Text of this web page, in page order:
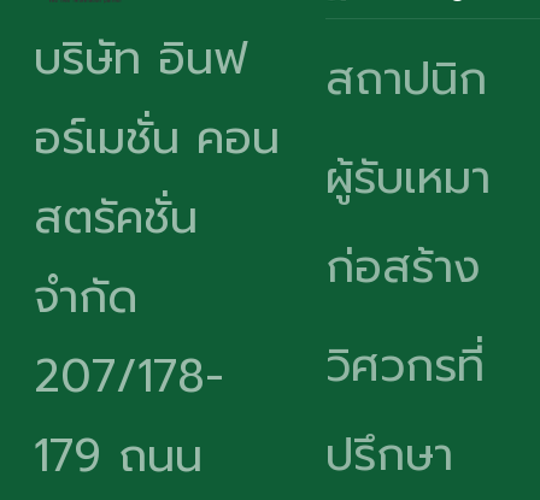
บริษัท อินฟ
อร์เมชั่น คอน
สตรัคชั่น
จำกัด
207/178-
179 ถนน
สถาปนิก
ผู้รับเหมา
ก่อสร้าง
วิศวกรที่
ปรึกษา